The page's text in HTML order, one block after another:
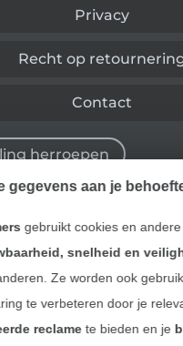
Privacy
Recht op
Contact
herroepen
Vind meer
gegevens aan je
gebruikt cookies en
snelheid en
Ze worden ook
te verbeteren door je
reclamete bieden en je